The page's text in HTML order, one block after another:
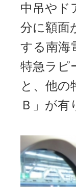
中吊やド
分に額面
する南海
特急ラピ
と、他の
Ｂ」が有